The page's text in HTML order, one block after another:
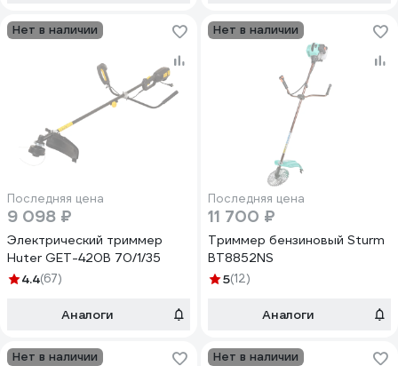
Нет в наличии
Последняя цена
9 098 ₽
Электрический триммер
Huter GET-420B 70/1/35
4.4(67)
Аналоги
Нет в наличии
Последняя цена
11 700 ₽
Триммер бензиновый Sturm
BT8852NS
5(12)
Аналоги
Нет в наличии Нет в наличии